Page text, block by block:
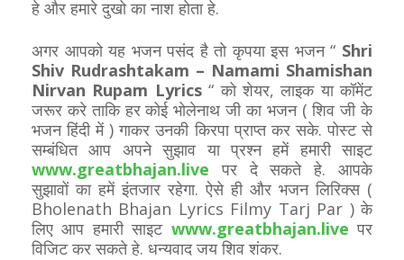
हे और हमारे दुखो का नाश होता हे.
अगर आपको यह भजन पसंद है तो कृपया इस भजन “ Shri
Shiv Rudrashtakam – Namami Shamishan
Nirvan Rupam Lyrics“ को शेयर, लाइक या कॉमेंट
जरूर करे ताकि हर कोई भोलेनाथ जी का भजन ( शिव जी के
भजन हिंदी में ) गाकर उनकी किरपा प्राप्त कर सके. पोस्ट से
सम्बंधित आप अपने सुझाव या प्रश्न हमें हमारी साइट
www.greatbhajan.live पर दे सकते हे. आपके
सुझावों का हमें इंतजार रहेगा. ऐसे ही और भजन लिरिक्स (
Bholenath Bhajan Lyrics Filmy Tarj Par ) के
लिए आप हमारी साइट www.greatbhajan.live पर
विजिट कर सकते हे. धन्यवाद जय शिव शंकर.